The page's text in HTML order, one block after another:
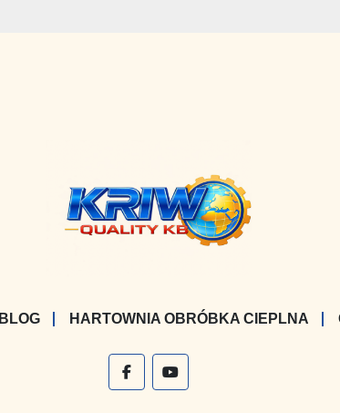
BLOG HARTOWNIA OBRÓBKA CIEPLNA
facebookyoutube